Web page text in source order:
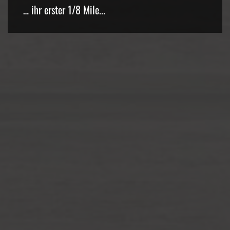
… ihr erster 1/8 Mile...